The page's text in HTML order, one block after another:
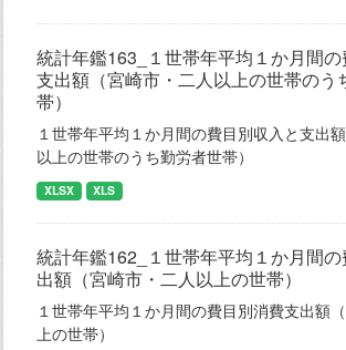
統計年鑑163_１世帯年平均１か月間の
支出額（宮崎市・二人以上の世帯のう
帯）
１世帯年平均１か月間の費目別収入と支出
以上の世帯のうち勤労者世帯）
XLSX XLS
統計年鑑162_１世帯年平均１か月間
出額（宮崎市・二人以上の世帯）
１世帯年平均１か月間の費目別消費支出額
上の世帯）